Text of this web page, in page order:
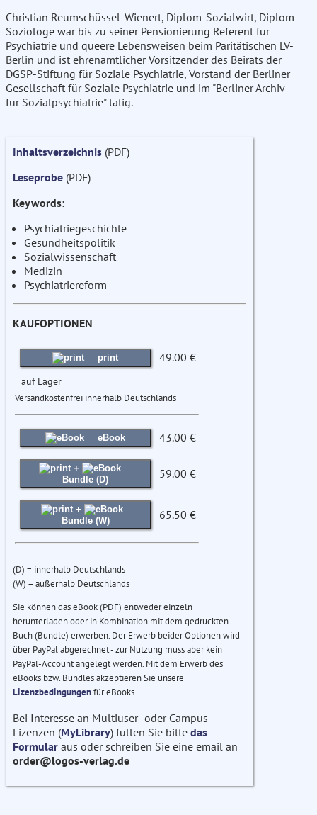
Christian Reumschüssel-Wienert, Diplom-Sozialwirt, Diplom-
Soziologe war bis zu seiner Pensionierung Referent für
Psychiatrie und queere Lebensweisen beim Paritätischen LV-
Berlin und ist ehrenamtlicher Vorsitzender des Beirats der
DGSP-Stiftung für Soziale Psychiatrie, Vorstand der Berliner
Gesellschaft für Soziale Psychiatrie und im "Berliner Archiv
für Sozialpsychiatrie" tätig.
Inhaltsverzeichnis (PDF)
Leseprobe (PDF)
Keywords:
Psychiatriegeschichte
Gesundheitspolitik
Sozialwissenschaft
Medizin
Psychiatriereform
KAUFOPTIONEN
print 49.00 €
auf Lager
Versandkostenfrei innerhalb Deutschlands
eBook 43.00 €
+
Bundle (D)
59.00 €
+
Bundle (W)
65.50 €
(D) = innerhalb Deutschlands
(W) = außerhalb Deutschlands
Sie können das eBook (PDF) entweder einzeln
herunterladen oder in Kombination mit dem gedruckten
Buch (Bundle) erwerben. Der Erwerb beider Optionen wird
über PayPal abgerechnet - zur Nutzung muss aber kein
PayPal-Account angelegt werden. Mit dem Erwerb des
eBooks bzw. Bundles akzeptieren Sie unsere
Lizenzbedingungenfür eBooks.
Bei Interesse an Multiuser- oder Campus-
Lizenzen (MyLibrary) füllen Sie bitte das
Formular aus oder schreiben Sie eine email an
order@logos-verlag.de